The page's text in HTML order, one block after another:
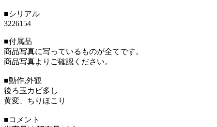
■シリアル
3226154
■付属品
商品写真に写っているものが全てです。
商品写真よりご確認ください。
■動作,外観
後ろ玉カビ多し
黄変、ちりほこり
■コメント